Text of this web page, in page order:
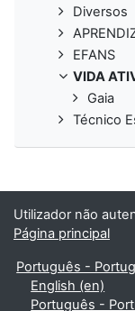
Diversos
EFANS
VIDA
Gaia
Técnico
Utilizador não
Página principal
Português -
English ‎(en)‎
Português -